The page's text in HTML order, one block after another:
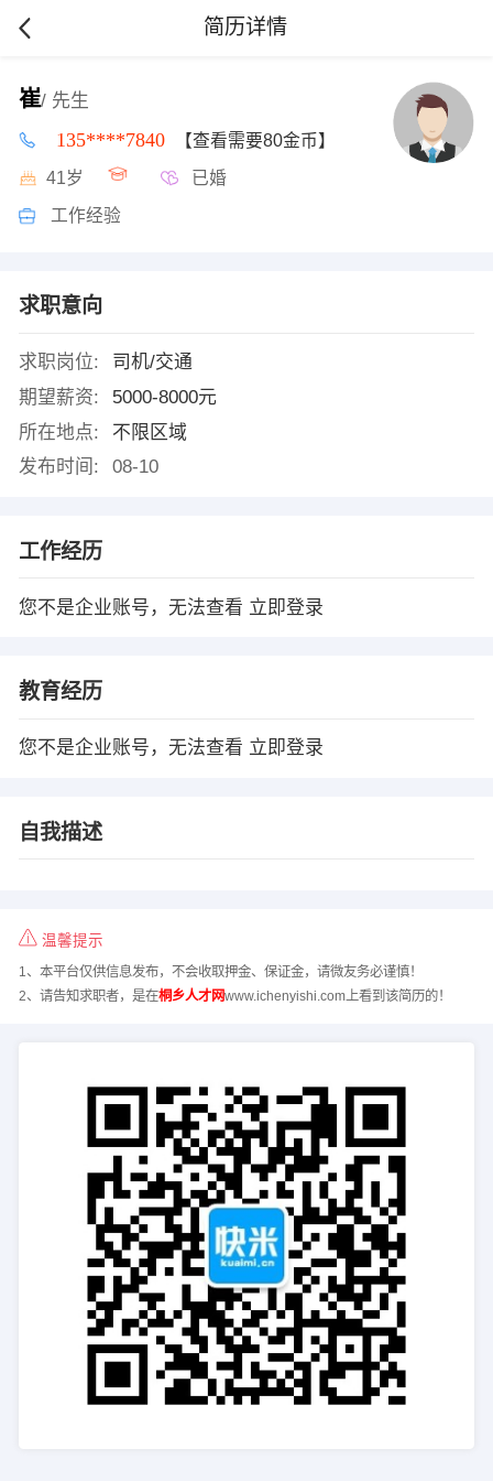
简历详情
崔/ 先生
135****7840 【查看需要80金币】
41岁 已婚
工作经验
求职意向
求职岗位:
司机/交通
期望薪资:
5000-8000元
所在地点:
不限区域
发布时间:
08-10
工作经历
您不是企业账号，无法查看 立即登录
教育经历
您不是企业账号，无法查看 立即登录
自我描述
温馨提示
1、本平台仅供信息发布，不会收取押金、保证金，请微友务必谨慎！
2、请告知求职者，是在桐乡人才网www.ichenyishi.com上看到该简历的！